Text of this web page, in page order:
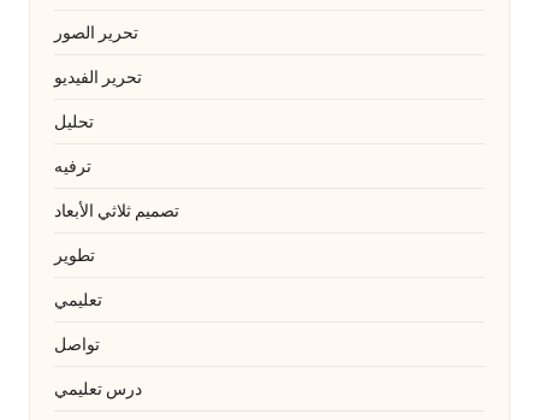
تحرير الصور
تحرير الفيديو
تحليل
ترفيه
تصميم ثلاثي الأبعاد
تطوير
تعليمي
تواصل
درس تعليمي